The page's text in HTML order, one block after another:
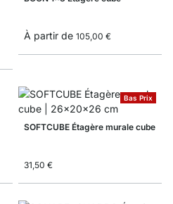
À partir de 105,00 €
Bas Prix
SOFTCUBE Étagère murale cube
31,50 €